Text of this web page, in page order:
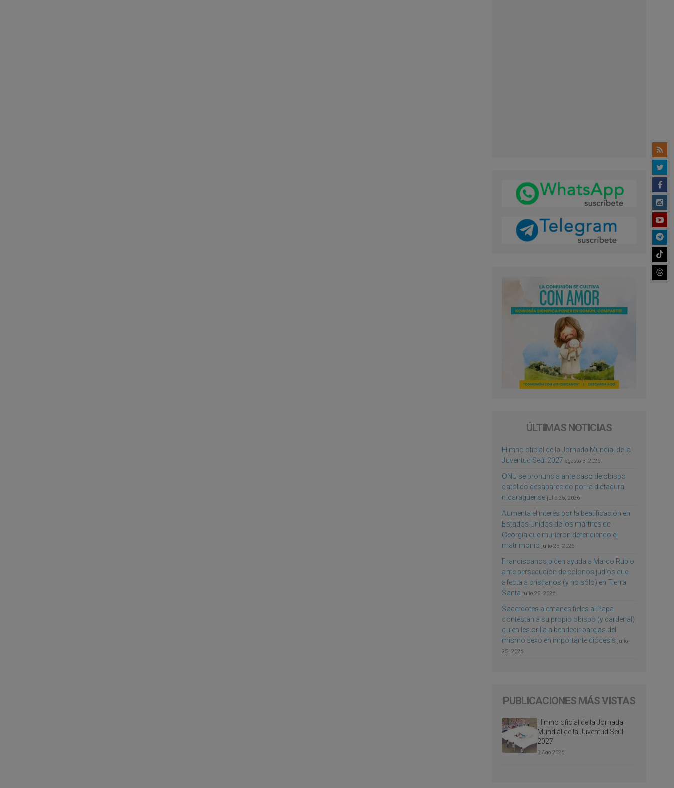
ÚLTIMAS NOTICIAS
Himno oficial de la Jornada Mundial de la
Juventud Seúl 2027 agosto 3, 2026
ONU se pronuncia ante caso de obispo
católico desaparecido por la dictadura
nicaragüense julio 25, 2026
Aumenta el interés por la beatificación en
Estados Unidos de los mártires de
Georgia que murieron defendiendo el
matrimonio julio 25, 2026
Franciscanos piden ayuda a Marco Rubio
ante persecución de colonos judíos que
afecta a cristianos (y no sólo) en Tierra
Santa julio 25, 2026
Sacerdotes alemanes fieles al Papa
contestan a su propio obispo (y cardenal)
quien les orilla a bendecir parejas del
mismo sexo en importante diócesis julio
25, 2026
PUBLICACIONES MÁS VISTAS
Himno oficial de la Jornada
Mundial de la Juventud Seúl
2027
3 Ago 2026